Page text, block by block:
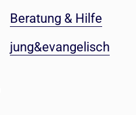
Beratung & Hilfe
jung&evangelisch